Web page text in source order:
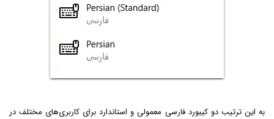
به این ترتیب دو کیبورد فارسی معمولی و استاندارد برای کاربری‌های مختلف در